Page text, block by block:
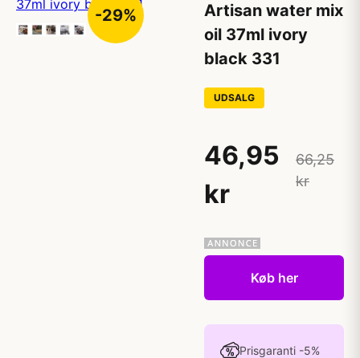
-29%
Artisan water mix
oil 37ml ivory
black 331
UDSALG
46,95
kr
66,25
kr
Køb her
Prisgaranti -5%